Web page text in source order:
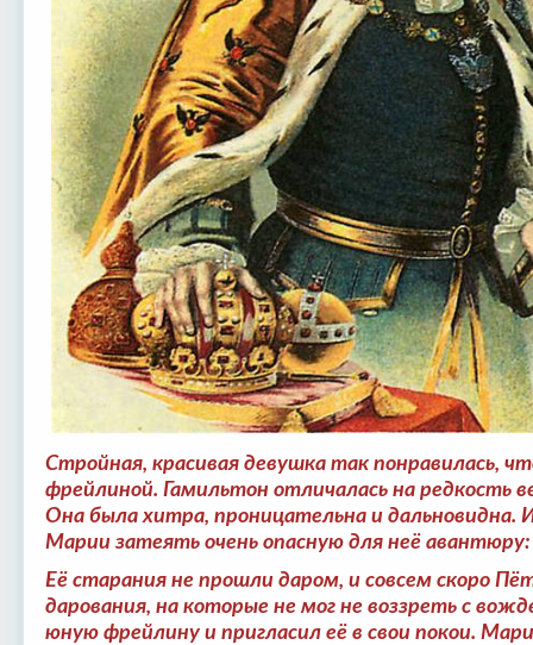
Стройная, красивая девушка так понравилась,
фрейлиной. Гамильтон отличалась на редкость
Она была хитра, проницательна и дальновидна.
Марии затеять очень опасную для неё
Её старания не прошли даром, и совсем скоро
дарования, на которые не мог не воззреть с
юную фрейлину и пригласил её в свои покои.